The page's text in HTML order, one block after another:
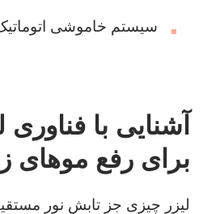
سیستم خاموشی
آشنایی با
برای رفع موهای
لیزر چیزی جز تابش نور